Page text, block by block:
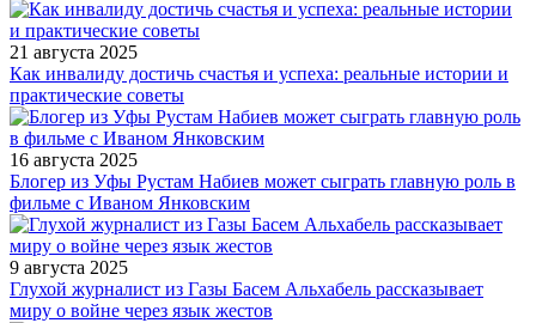
21 августа 2025
Как инвалиду достичь счастья и успеха: реальные истории и
практические советы
16 августа 2025
Блогер из Уфы Рустам Набиев может сыграть главную роль в
фильме с Иваном Янковским
9 августа 2025
Глухой журналист из Газы Басем Альхабель рассказывает
миру о войне через язык жестов